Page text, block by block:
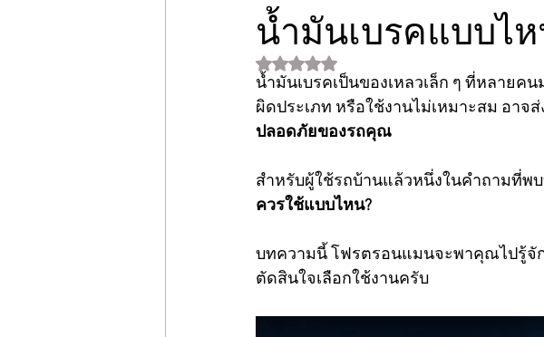
น้ำมันเบรคแบบไ
ได้รับ NaN เต็ม 5 ดาว
น้ำมันเบรคเป็นของเหลวเล็ก ๆ ที่หลายค
ผิดประเภท หรือใช้งานไม่เหมาะสม อาจ
ปลอดภัยของรถคุณ
สำหรับผู้ใช้รถบ้านแล้วหนึ่งในคำถามที่พ
ควรใช้แบบไหน?
บทความนี้ โฟรตรอนแมนจะพาคุณไปรู้จั
ตัดสินใจเลือกใช้งานครับ